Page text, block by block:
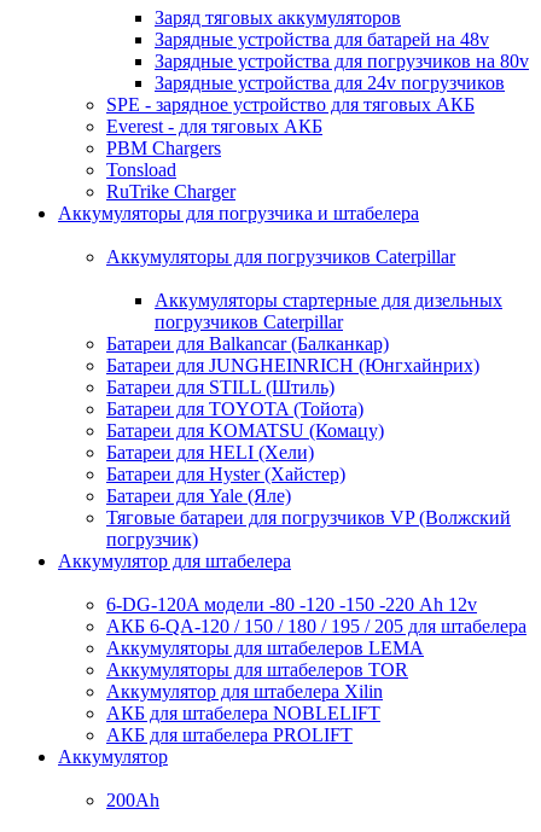
Заряд тяговых аккумуляторов
Зарядные устройства для батарей на 48v
Зарядные устройства для погрузчиков на 80v
Зарядные устройства для 24v погрузчиков
SPE - зарядное устройство для тяговых АКБ
Everest - для тяговых АКБ
PBM Chargers
Tonsload
RuTrike Charger
Аккумуляторы для погрузчика и штабелера
Аккумуляторы для погрузчиков Caterpillar
Аккумуляторы стартерные для дизельных
погрузчиков Caterpillar
Батареи для Balkancar (Балканкар)
Батареи для JUNGHEINRICH (Юнгхайнрих)
Батареи для STILL (Штиль)
Батареи для TOYOTA (Тойота)
Батареи для KOMATSU (Комацу)
Батареи для HELI (Хели)
Батареи для Hyster (Хайстер)
Батареи для Yale (Яле)
Тяговые батареи для погрузчиков VP (Волжский
погрузчик)
Аккумулятор для штабелера
6-DG-120A модели -80 -120 -150 -220 Ah 12v
АКБ 6-QA-120 / 150 / 180 / 195 / 205 для штабелера
Аккумуляторы для штабелеров LEMA
Аккумуляторы для штабелеров TOR
Аккумулятор для штабелера Xilin
АКБ для штабелера NOBLELIFT
АКБ для штабелера PROLIFT
Аккумулятор
200Ah